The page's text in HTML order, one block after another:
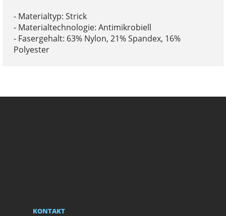
- Materialtyp: Strick
- Materialtechnologie: Antimikrobiell
- Fasergehalt: 63% Nylon, 21% Spandex, 16%
Polyester
KONTAKT